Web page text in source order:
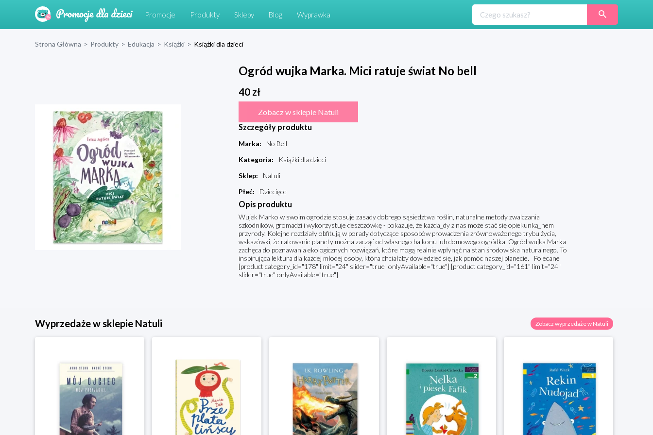
Promocje Produkty Sklepy Blog Wyprawka
Strona Główna > Produkty > Edukacja > Książki > Książki dla dzieci
Ogród wujka Marka. Mici ratuje świat No bell
40zł
Zobacz w sklepie Natuli
Szczegóły produktu
Marka:
No Bell
Kategoria:
Książki dla dzieci
Sklep:
Natuli
Płeć: Dziecięce
Opis produktu
Wujek Marko w swoim ogrodzie stosuje zasady dobrego sąsiedztwa roślin, naturalne metody zwalczania
szkodników, gromadzi i wykorzystuje deszczówkę - pokazuje, że każda_dy z nas może stać się opiekunką_nem
przyrody. Kolejne rozdziały obfitują w porady dotyczące sposobów prowadzenia zrównoważonego trybu życia,
wskazówki, że ratowanie planety można zacząć od własnego balkonu lub domowego ogródka. Ogród wujka Marka
zachęca do poznawania ekologicznych rozwiązań, które mogą realnie wpłynąć na stan środowiska naturalnego. To
inspirująca lektura dla każdej młodej osoby, która chciałaby dowiedzieć się, jak pomóc naszej planecie. Polecane
[product category_id="178" limit="24" slider="true" onlyAvailable="true"] [product category_id="161" limit="24"
slider="true" onlyAvailable="true"]
Wyprzedaże w sklepie Natuli Zobacz wyprzedaże w Natuli